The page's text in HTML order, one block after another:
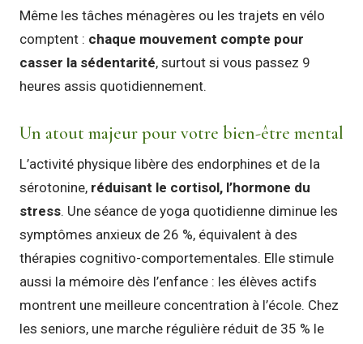
Même les tâches ménagères ou les trajets en vélo
comptent : chaque mouvement compte pour
casser la sédentarité, surtout si vous passez 9
heures assis quotidiennement.
Un atout majeur pour votre bien-être mental
L’activité physique libère des endorphines et de la
sérotonine, réduisant le cortisol, l’hormone du
stress. Une séance de yoga quotidienne diminue les
symptômes anxieux de 26 %, équivalent à des
thérapies cognitivo-comportementales. Elle stimule
aussi la mémoire dès l’enfance : les élèves actifs
montrent une meilleure concentration à l’école. Chez
les seniors, une marche régulière réduit de 35 % le